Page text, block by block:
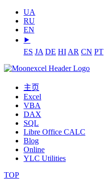
UA
RU
EN
⯈
ES JA DE HI AR CN PT
主页
Excel
VBA
DAX
SQL
Libre Office CALC
Blog
Online
YLC Utilities
TOP